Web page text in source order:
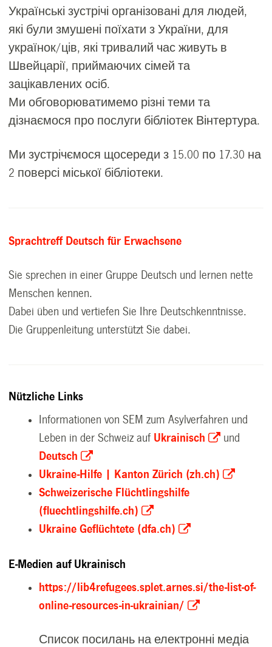
Українські зустрічі організовані для людей,
які були змушені поїхати з України, для
українок/ців, які тривалий час живуть в
Швейцарії, приймаючих сімей та
зацікавлених осіб.
Ми обговорюватимемо різні теми та
дізнаємося про послуги бібліотек Вінтертура.
Ми зустрічємося щосереди з 15.00 по 17.30 на
2 поверсі міської бібліотеки.
Sprachtreff Deutsch für Erwachsene
Sie sprechen in einer Gruppe Deutsch und lernen nette
Menschen kennen.
Dabei üben und vertiefen Sie Ihre Deutschkenntnisse.
Die Gruppenleitung unterstützt Sie dabei.
Nützliche Links
Informationen von SEM zum Asylverfahren und
Leben in der Schweiz auf Ukrainisch
und
Deutsch
Ukraine-Hilfe | Kanton Zürich (zh.ch)
Schweizerische Flüchtlingshilfe
(fluechtlingshilfe.ch)
Ukraine Geflüchtete (dfa.ch)
E-Medien auf Ukrainisch
https://lib4refugees.splet.arnes.si/the-list-of-
online-resources-in-ukrainian/
Список посилань на електронні медіа